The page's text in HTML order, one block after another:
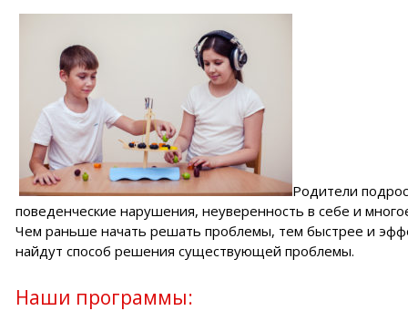
Родители
поведенческие нарушения, неуверенность в себе и
Чем раньше начать решать проблемы, тем быстрее и
найдут способ решения существующей проблемы.
Наши программы: